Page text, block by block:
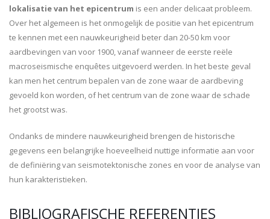
lokalisatie van het epicentrum is een ander delicaat probleem.
Over het algemeen is het onmogelijk de positie van het epicentrum
te kennen met een nauwkeurigheid beter dan 20-50 km voor
aardbevingen van voor 1900, vanaf wanneer de eerste reële
macroseismische enquêtes uitgevoerd werden. In het beste geval
kan men het centrum bepalen van de zone waar de aardbeving
gevoeld kon worden, of het centrum van de zone waar de schade
het grootst was.
Ondanks de mindere nauwkeurigheid brengen de historische
gegevens een belangrijke hoeveelheid nuttige informatie aan voor
de definiëring van seismotektonische zones en voor de analyse van
hun karakteristieken.
BIBLIOGRAFISCHE REFERENTIES